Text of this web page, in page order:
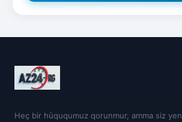
Heç bir hüququmuz qorunmur, amma siz